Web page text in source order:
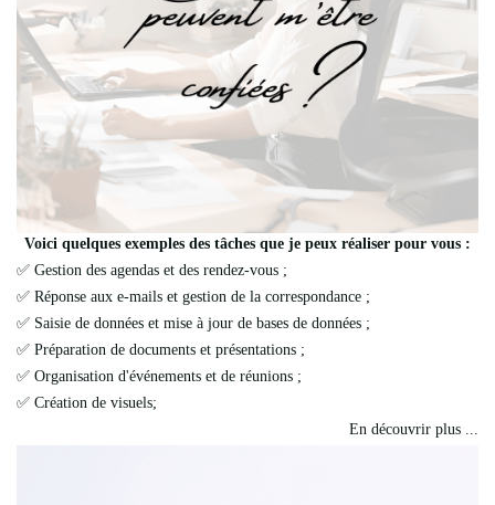
Voici quelques exemples des tâches que je peux réaliser pour vous :
✅ Gestion des agendas et des rendez-vous ;
✅ Réponse aux e-mails et gestion de la correspondance ;
✅ Saisie de données et mise à jour de bases de données ;
✅ Préparation de documents et présentations ;
✅ Organisation d'événements et de réunions ;
✅ Création de visuels;
En découvrir plus ...